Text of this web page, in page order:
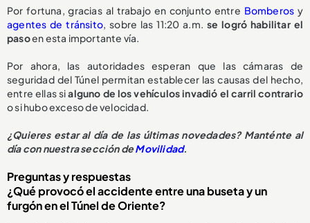
Por fortuna, gracias al trabajo en conjunto entre Bomberos y
agentes de tránsito, sobre las 11:20 a.m. se logró habilitar el
pasoen esta importante vía.
Por ahora, las autoridades esperan que las cámaras de
seguridad del Túnel permitan establecer las causas del hecho,
entre ellas sialguno de los vehículos invadió el carril contrario
o si hubo exceso de velocidad.
¿Quieres estar al día de las últimas novedades? Manténte al
día con nuestra sección deMovilidad.
Preguntas y respuestas
¿Qué provocó el accidente entre una buseta y un
furgón en el Túnel de Oriente?